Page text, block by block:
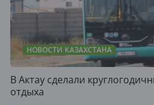
НОВОСТИ КАЗАХСТАНА
В Актау сделали
отдыха